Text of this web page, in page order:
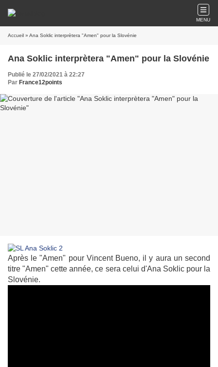
MENU
Accueil » Ana Soklic interprètera "Amen" pour la Slovénie
Ana Soklic interprètera "Amen" pour la Slovénie
Publié le 27/02/2021 à 22:27
Par France12points
Après le "Amen" pour Vincent Bueno, il y aura un second
titre "Amen" cette année, ce sera celui d'Ana Soklic pour la
Slovénie.